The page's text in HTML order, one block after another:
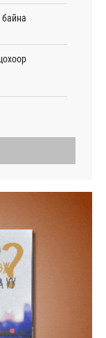
байна